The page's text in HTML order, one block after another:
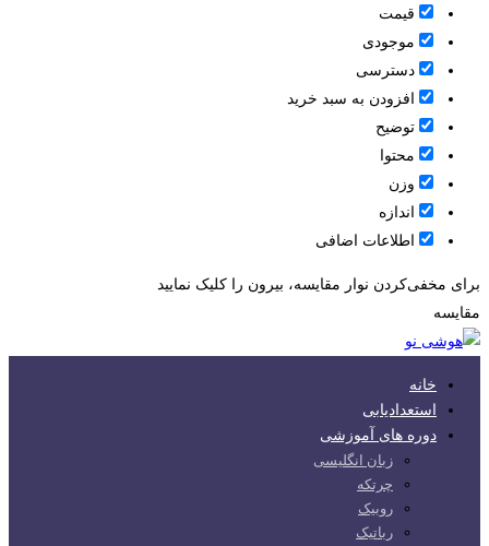
قيمت
موجودی
دسترسی
افزودن به سبد خرید
توضیح
محتوا
وزن
اندازه
اطلاعات اضافی
برای مخفی‌کردن نوار مقایسه، بیرون را کلیک نمایید
مقایسه
خانه
استعدادیابی
دوره های آموزشی
زبان انگلیسی
چرتکه
روبیک
رباتیک